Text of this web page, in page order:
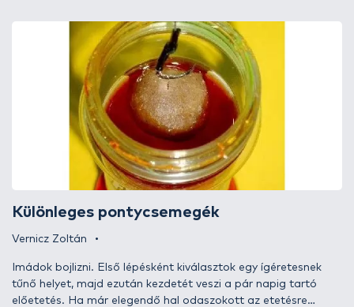
az asztalra, és onnan a pontyok elé? A horogravaló sokszor
az orrunk előtt hever, az oroszok pedig már a spájzban
vannak. Merjünk néha eltérni a megszokottól, ugyan mit
veszíthetünk? Erről szól ez a kis írás.
Különleges pontycsemegék
Vernicz Zoltán
Imádok bojlizni. Első lépésként kiválasztok egy ígéretesnek
tűnő helyet, majd ezután kezdetét veszi a pár napig tartó
előetetés. Ha már elegendő hal odaszokott az etetésre